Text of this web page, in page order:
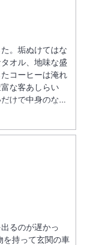
。垢ぬけてはな
オル、地味な盛
コーヒーは淹れ
な客あしらい
けで中身のない
の教育がちゃん
また行きたい。
るのが遅かっ
を持って玄関の車